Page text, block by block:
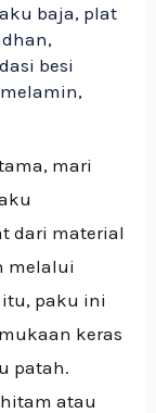
baja, plat
,
besi
,
mari
dari material
melalui
itu, paku ini
keras
patah.
atau